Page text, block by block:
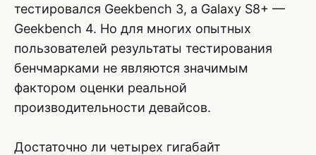
тестировался Geekbench 3, а Galaxy S8+ —
Geekbench 4. Но для многих опытных
пользователей результаты тестирования
бенчмарками не являются значимым
фактором оценки реальной
производительности девайсов.
Достаточно ли четырех гигабайт